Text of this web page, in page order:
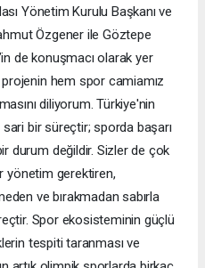
Yönetim Kurulu Başkanı ve
Özgener ile Göztepe
de konuşmacı olarak yer
hem spor camiamız
diliyorum. Türkiye'nin
bir süreçtir; sporda başarı
durum değildir. Sizler de çok
yönetim gerektiren,
ve bırakmadan sabırla
Spor ekosisteminin güçlü
tespiti taranması ve